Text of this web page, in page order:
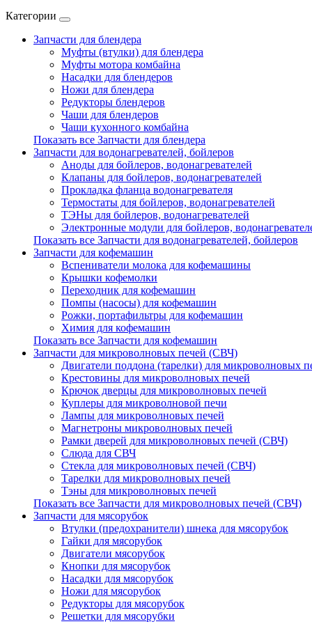
Категории
Запчасти для блендера
Муфты (втулки) для блендера
Муфты мотора комбайна
Насадки для блендеров
Ножи для блендера
Редукторы блендеров
Чаши для блендеров
Чаши кухонного комбайна
Показать все Запчасти для блендера
Запчасти для водонагревателей, бойлеров
Аноды для бойлеров, водонагревателей
Клапаны для бойлеров, водонагревателей
Прокладка фланца водонагревателя
Термостаты для бойлеров, водонагревателей
ТЭНы для бойлеров, водонагревателей
Электронные модули для бойлеров,
Показать все Запчасти для водонагревателей, бойлеров
Запчасти для кофемашин
Вспениватели молока для кофемашины
Крышки кофемолки
Переходник для кофемашин
Помпы (насосы) для кофемашин
Рожки, портафильтры для кофемашин
Химия для кофемашин
Показать все Запчасти для кофемашин
Запчасти для микроволновых печей (СВЧ)
Двигатели поддона (тарелки) для микроволновых
Крестовины для микроволновых печей
Крючок дверцы для микроволновых печей
Куплеры для микроволновой печи
Лампы для микроволновых печей
Магнетроны микроволновых печей
Рамки дверей для микроволновых печей (СВЧ)
Слюда для СВЧ
Стекла для микроволновых печей (СВЧ)
Тарелки для микроволновых печей
Тэны для микроволновых печей
Показать все Запчасти для микроволновых печей (СВЧ)
Запчасти для мясорубок
Втулки (предохранители) шнека для мясорубок
Гайки для мясорубок
Двигатели мясорубок
Кнопки для мясорубок
Насадки для мясорубок
Ножи для мясорубок
Редукторы для мясорубок
Решетки для мясорубки